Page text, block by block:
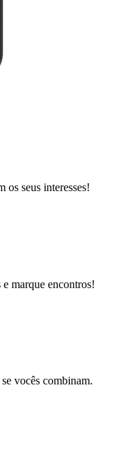
os seus interesses!
e marque encontros!
vocês combinam.